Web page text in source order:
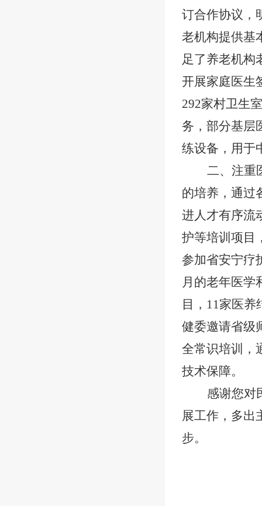
订合作协议，
老机构提供基
足了养老机构
开展家庭医生
292家村卫生
务，部分基层
练设备，用于
二、注重
的培养，通过
进人才有序流
护等培训项目
参加省安宁疗
月的老年医学
目，11家医
健委邀请省级
全常识培训，
技术保障。
感谢您对
展工作，多出
步。